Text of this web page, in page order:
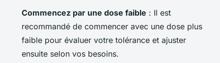
Commencez par une dose faible : Il est
recommandé de commencer avec une dose plus
faible pour évaluer votre tolérance et ajuster
ensuite selon vos besoins.